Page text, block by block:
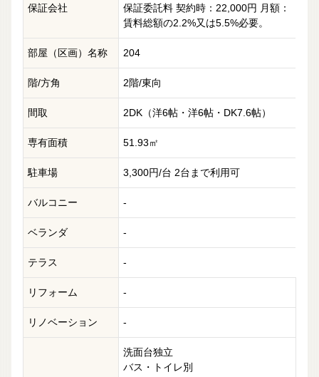
保証会社
保証委託料 契約時：22,000円 月額：
賃料総額の2.2%又は5.5%必要。
部屋（区画）名称 204
階/方角 2階/東向
間取 2DK（洋6帖・洋6帖・DK7.6帖）
専有面積 51.93㎡
駐車場 3,300円/台 2台まで利用可
バルコニー -
ベランダ -
テラス -
リフォーム -
リノベーション -
洗面台独立
バス・トイレ別